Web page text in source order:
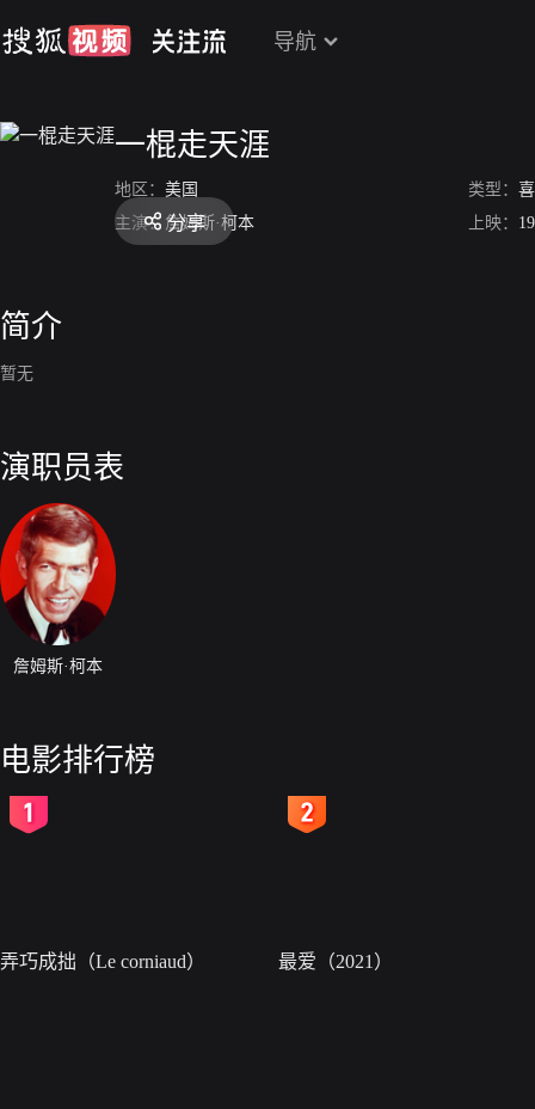
导航
一棍走天涯
地区： 美国 类型：
主演： 詹姆斯·柯本 上映：
分享
简介
暂无
演职员表
詹姆斯·柯本
电影排行榜
弄巧成拙（Le corniaud） 最爱（2021）